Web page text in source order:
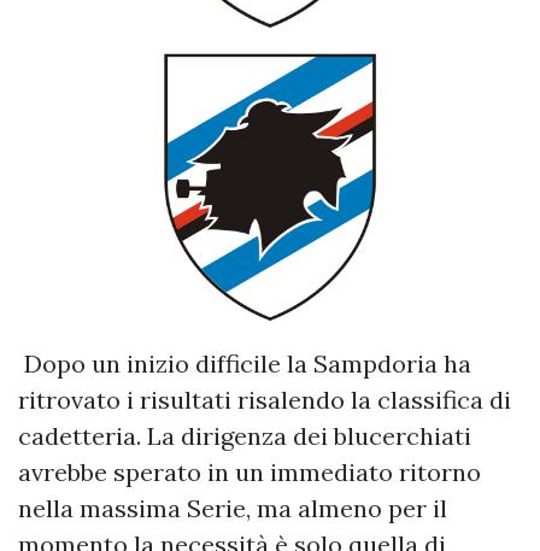
Dopo un inizio difficile la Sampdoria ha
ritrovato i risultati risalendo la classifica di
cadetteria. La dirigenza dei blucerchiati
avrebbe sperato in un immediato ritorno
nella massima Serie, ma almeno per il
momento la necessità è solo quella di